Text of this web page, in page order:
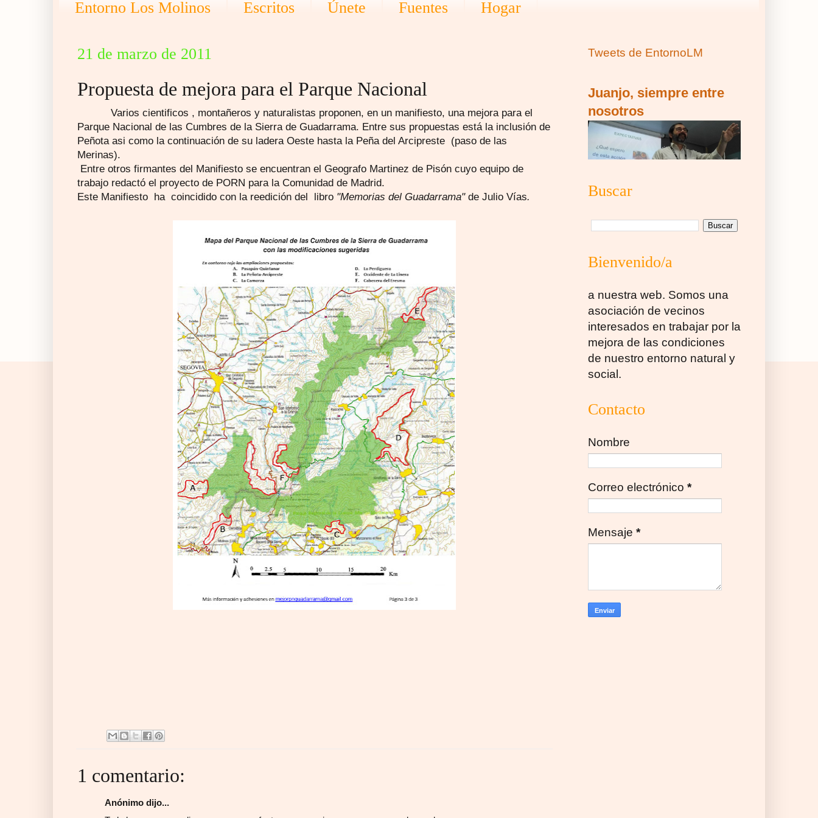
Entorno Los Molinos Escritos Únete Fuentes Hogar
21 de marzo de 2011
Propuesta de mejora para el Parque Nacional
Varios cientificos , montañeros y naturalistas proponen, en un manifiesto, una mejora para el
Parque Nacional de las Cumbres de la Sierra de Guadarrama. Entre sus propuestas está la inclusión de
Peñota asi como la continuación de su ladera Oeste hasta la Peña del Arcipreste (paso de las
Merinas).
Entre otros firmantes del Manifiesto se encuentran el Geografo Martinez de Pisón cuyo equipo de
trabajo redactó el proyecto de PORN para la Comunidad de Madrid.
Este Manifiesto ha coincidido con la reedición del libro "Memorias del Guadarrama"de Julio Vías.
1 comentario:
Anónimo dijo...
Tweets de EntornoLM
Juanjo, siempre entre
nosotros
Buscar
Bienvenido/a
a nuestra web. Somos una
asociación de vecinos
interesados en trabajar por la
mejora de las condiciones
de nuestro entorno natural y
social.
Contacto
Nombre
Correo electrónico *
Mensaje *